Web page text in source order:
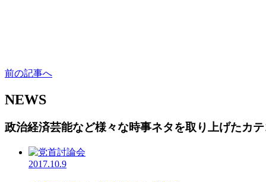
前の記事へ
NEWS
政治経済芸能など様々な時事ネタを取り上げたカ
2017.10.9